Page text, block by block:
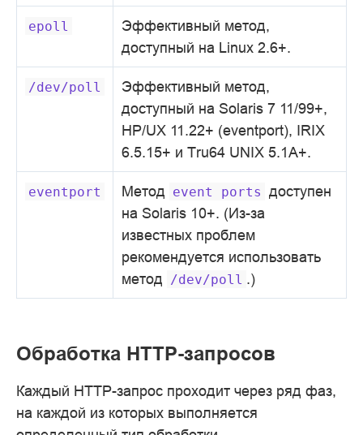
epoll
Эффективный метод,
доступный на Linux 2.6+.
/dev/poll
Эффективный метод,
доступный на Solaris 7 11/99+,
HP/UX 11.22+ (eventport), IRIX
6.5.15+ и Tru64 UNIX 5.1A+.
eventport Метод event ports доступен
на Solaris 10+. (Из-за
известных проблем
рекомендуется использовать
метод
/dev/poll .)
Обработка HTTP-запросов
Каждый HTTP-запрос проходит через ряд фаз,
на каждой из которых выполняется